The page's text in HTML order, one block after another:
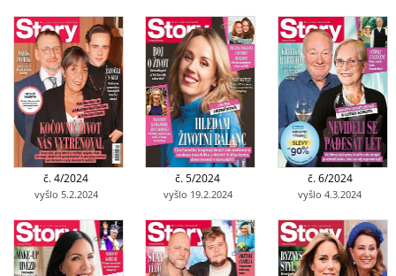
č. 4/2024
vyšlo 5.2.2024
č. 5/2024
vyšlo 19.2.2024
č. 6/2024
vyšlo 4.3.2024